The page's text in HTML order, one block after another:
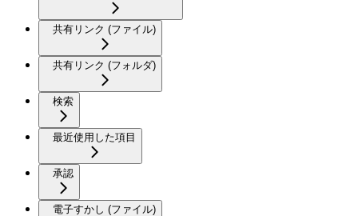
共有リンク (ファイル)
共有リンク (フォルダ)
検索
最近使用した項目
承認
電子すかし (ファイル)